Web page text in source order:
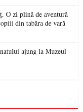
O zi plină de aventură
din tabăra de vară
ajung la Muzeul